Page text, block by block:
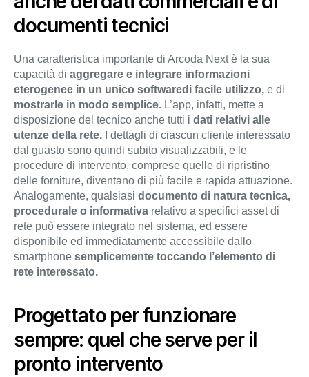
documenti tecnici
Una caratteristica importante di Arcoda Next è la sua
capacità di aggregare e integrare informazioni
eterogenee in un unico softwaredi facile utilizzo, e di
mostrarle in modo semplice. L’app, infatti, mette a
disposizione del tecnico anche tutti i dati relativi alle
utenze della rete. I dettagli di ciascun cliente interessato
dal guasto sono quindi subito visualizzabili, e le
procedure di intervento, comprese quelle di ripristino
delle forniture, diventano di più facile e rapida attuazione.
Analogamente, qualsiasi documento di natura tecnica,
procedurale o informativa relativo a specifici asset di
rete può essere integrato nel sistema, ed essere
disponibile ed immediatamente accessibile dallo
smartphone semplicemente toccando l’elemento di
rete interessato.
Progettato per funzionare
sempre: quel che serve per il
pronto intervento